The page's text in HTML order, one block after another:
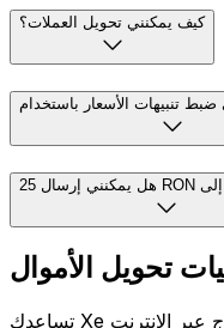
كيف يمكنني تحويل العملات؟
تحويل الأموال
تساعدك Xe على إرسال تحويلات مالية إلى الخارج عبر الإنترنت